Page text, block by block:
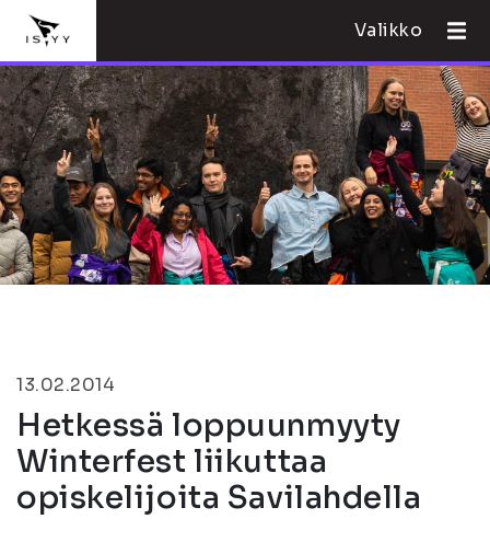
Valikko
13.02.2014
Hetkessä loppuunmyyty
Winterfest liikuttaa
opiskelijoita Savilahdella